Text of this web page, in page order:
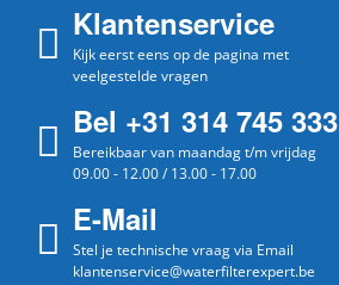
Klantenservice
Kijk eerst eens op de pagina met
veelgestelde vragen
Bel +31 314 745 333
Bereikbaar van maandag t/m vrijdag
09.00 - 12.00 / 13.00 - 17.00
E-Mail
Stel je technische vraag via Email
klantenservice@waterfilterexpert.be